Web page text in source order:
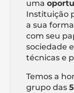
uma
Instituição
a sua
com seu
sociedade
técnicas e
Temos a
grupo das